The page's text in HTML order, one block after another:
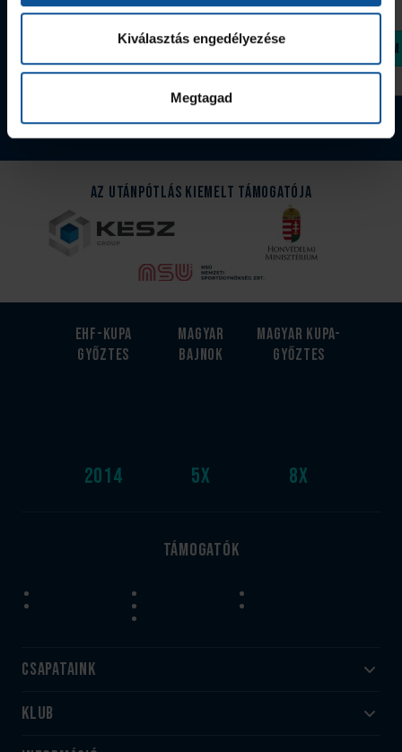
Kiválasztás engedélyezése
Megtagad
Tovább a webshopra
Megvásárolom
1 090 Ft
Megvásárolom
Az Utánpótlás kiemelt támogatója
EHF-Kupa
győztes
2014
Magyar
bajnok
5x
Magyar kupa-
győztes
8x
Támogatók
Csapataink
Felnőtt
Klub